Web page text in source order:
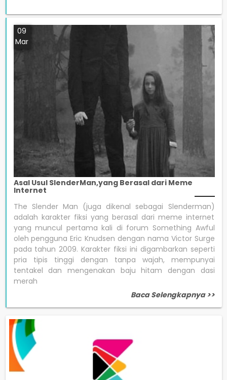
09
Mar
Asal Usul SlenderMan,yang Berasal dari Meme
Internet
The Slender Man (juga dikenal sebagai Slenderman)
adalah karakter fiksi yang berasal dari meme internet
yang muncul pertama kali di forum Something Awful
oleh pengguna Eric Knudsen dengan nama Victor Surge
pada tahun 2009. Karakter fiksi ini digambarkan seperti
pria tipis tinggi dengan tanpa wajah, mempunyai
tentakel dan mengenakan baju hitam dengan dasi
merah
Baca Selengkapnya >>